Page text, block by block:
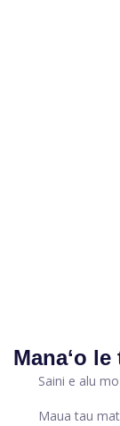
Manaʻo
Saini e alu
Maua tau